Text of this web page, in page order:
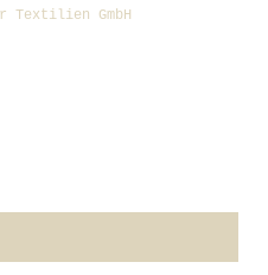
Textilien GmbH